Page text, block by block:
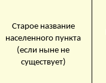
Старое название
населенного пункта
(если ныне не
существует)